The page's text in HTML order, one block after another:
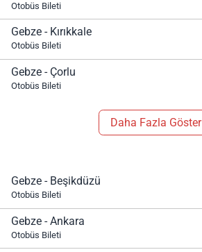
Otobüs Bileti
Gebze - Kırıkkale
Otobüs Bileti
Gebze - Çorlu
Otobüs Bileti
Daha Fazla Göster
Gebze - Beşikdüzü
Otobüs Bileti
Gebze - Ankara
Otobüs Bileti